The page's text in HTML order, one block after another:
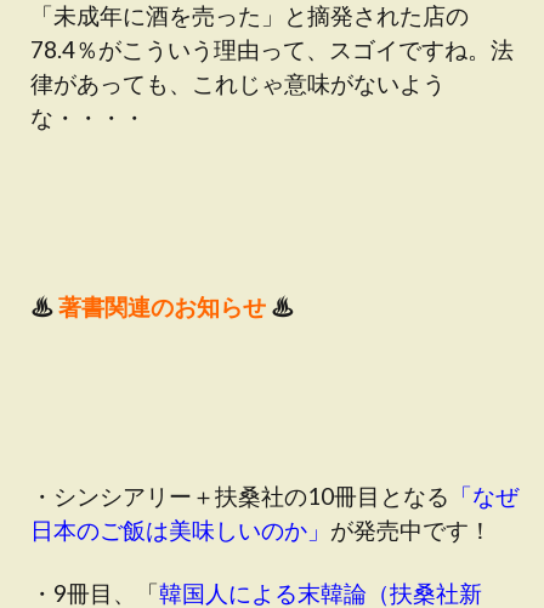
「未成年に酒を売った」と摘発された店の
78.4％がこういう理由って、スゴイですね。法
律があっても、これじゃ意味がないよう
な・・・・
♨著書関連のお知らせ ♨
・シンシアリー＋扶桑社の10冊目となる 「なぜ
日本のご飯は美味しいのか」 が発売中です！
・9冊目、「韓国人による末韓論（扶桑社新